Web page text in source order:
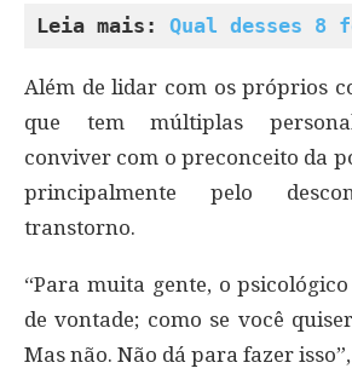
Leia mais: Qual desses 8
Além de lidar com os próprios
que tem múltiplas
conviver com o preconceito da
principalmente pelo
transtorno.
“Para muita gente, o
de vontade; como se você
Mas não. Não dá para fazer